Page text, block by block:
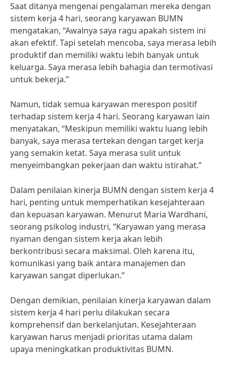
Saat ditanya mengenai pengalaman mereka dengan
sistem kerja 4 hari, seorang karyawan BUMN
mengatakan, “Awalnya saya ragu apakah sistem ini
akan efektif. Tapi setelah mencoba, saya merasa lebih
produktif dan memiliki waktu lebih banyak untuk
keluarga. Saya merasa lebih bahagia dan termotivasi
untuk bekerja.”
Namun, tidak semua karyawan merespon positif
terhadap sistem kerja 4 hari. Seorang karyawan lain
menyatakan, “Meskipun memiliki waktu luang lebih
banyak, saya merasa tertekan dengan target kerja
yang semakin ketat. Saya merasa sulit untuk
menyeimbangkan pekerjaan dan waktu istirahat.”
Dalam penilaian kinerja BUMN dengan sistem kerja 4
hari, penting untuk memperhatikan kesejahteraan
dan kepuasan karyawan. Menurut Maria Wardhani,
seorang psikolog industri, “Karyawan yang merasa
nyaman dengan sistem kerja akan lebih
berkontribusi secara maksimal. Oleh karena itu,
komunikasi yang baik antara manajemen dan
karyawan sangat diperlukan.”
Dengan demikian, penilaian kinerja karyawan dalam
sistem kerja 4 hari perlu dilakukan secara
komprehensif dan berkelanjutan. Kesejahteraan
karyawan harus menjadi prioritas utama dalam
upaya meningkatkan produktivitas BUMN.